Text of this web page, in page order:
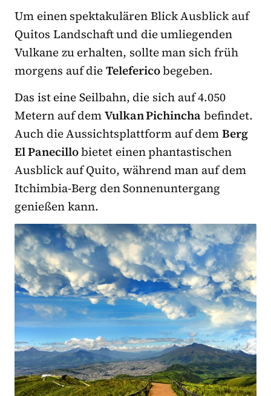
Um einen spektakulären Blick Ausblick auf
Quitos Landschaft und die umliegenden
Vulkane zu erhalten, sollte man sich früh
morgens auf dieTelefericobegeben.
Das ist eine Seilbahn, die sich auf 4.050
Metern auf demVulkan Pichinchabefindet.
Auch die Aussichtsplattform auf demBerg
El Panecillobietet einen phantastischen
Ausblick auf Quito, während man auf dem
Itchimbia-Berg den Sonnenuntergang
genießen kann.